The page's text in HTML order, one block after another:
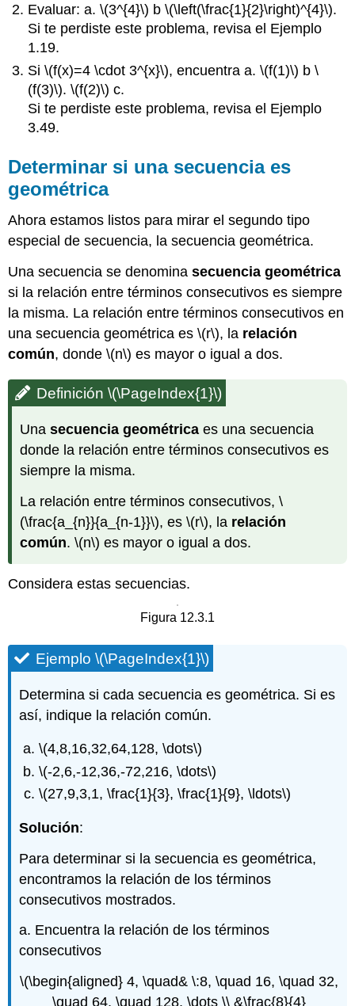
Evaluar: a.\(3^{4}\) b\(\left(\frac{1}{2}\right)^{4}\).
Si te perdiste este problema, revisa el Ejemplo
1.19.
Si\(f(x)=4 \cdot 3^{x}\), encuentra a.\(f(1)\) b\
(f(3)\).\(f(2)\) c.
Si te perdiste este problema, revisa el Ejemplo
3.49.
Determinar si una secuencia es
geométrica
Ahora estamos listos para mirar el segundo tipo
especial de secuencia, la secuencia geométrica.
Una secuencia se denominasecuencia geométrica
si la relación entre términos consecutivos es siempre
la misma. La relación entre términos consecutivos en
una secuencia geométrica es\(r\), la relación
común, donde\(n\) es mayor o igual a dos.
Definición\(\PageIndex{1}\)
Unasecuencia geométrica es una secuencia
donde la relación entre términos consecutivos es
siempre la misma.
La relación entre términos consecutivos,\
(\frac{a_{n}}{a_{n-1}}\), es\(r\), la relación
común.\(n\) es mayor o igual a dos.
Considera estas secuencias.
Figura 12.3.1
Ejemplo\(\PageIndex{1}\)
Determina si cada secuencia es geométrica. Si es
así, indique la relación común.
\(4,8,16,32,64,128, \dots\)
\(-2,6,-12,36,-72,216, \dots\)
\(27,9,3,1, \frac{1}{3}, \frac{1}{9}, \ldots\)
Solución:
Para determinar si la secuencia es geométrica,
encontramos la relación de los términos
consecutivos mostrados.
a. Encuentra la relación de los términos
consecutivos
\(\begin{aligned} 4, \quad& \:8, \quad 16, \quad 32,
\quad 64, \quad 128, \dots \\ &\frac{8}{4}